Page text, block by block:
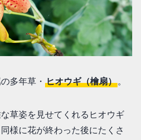
多年草・ ヒオウギ（檜扇）。
草姿を見せてくれるヒオウギ
様に花が終わった後にたくさ